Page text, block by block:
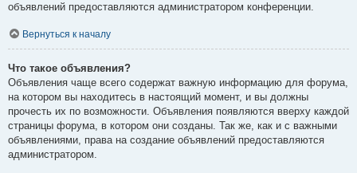
объявлений предоставляются администратором конференции.
Вернуться к началу
Что такое объявления?
Объявления чаще всего содержат важную информацию для форума,
на котором вы находитесь в настоящий момент, и вы должны
прочесть их по возможности. Объявления появляются вверху каждой
страницы форума, в котором они созданы. Так же, как и с важными
объявлениями, права на создание объявлений предоставляются
администратором.